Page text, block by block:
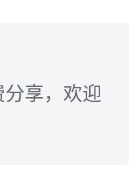
享，欢迎